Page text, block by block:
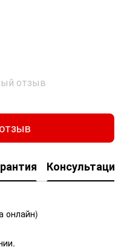
отзыв
Консультация
онлайн)